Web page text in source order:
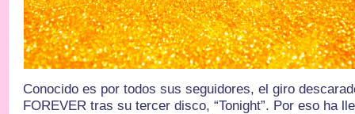
Conocido es por todos sus seguidores, el giro
FOREVER tras su tercer disco, “Tonight”. Por eso ha